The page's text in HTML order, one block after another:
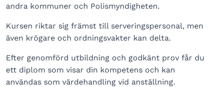
andra kommuner och Polismyndigheten.
Kursen riktar sig främst till serveringspersonal, men
även krögare och ordningsvakter kan delta.
Efter genomförd utbildning och godkänt prov får du
ett diplom som visar din kompetens och kan
användas som värdehandling vid anställning.